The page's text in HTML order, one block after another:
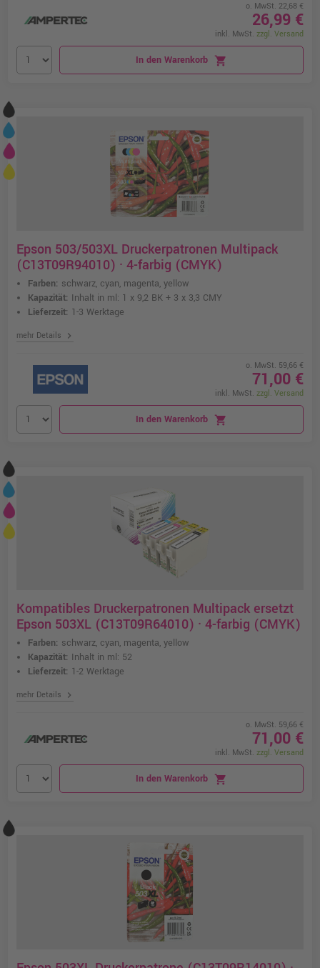
o. MwSt. 22,68 €
26,99 €
inkl. MwSt. zzgl. Versand
In den Warenkorb shopping_cart
Epson 503/503XL Druckerpatronen Multipack
(C13T09R94010) · 4-farbig (CMYK)
Farben: schwarz, cyan, magenta, yellow
Kapazität: Inhalt in ml: 1 x 9,2 BK + 3 x 3,3 CMY
Lieferzeit: 1-3 Werktage
mehr Details chevron_right
o. MwSt. 59,66 €
71,00 €
inkl. MwSt. zzgl. Versand
In den Warenkorb shopping_cart
Kompatibles Druckerpatronen Multipack ersetzt
Epson 503XL (C13T09R64010) · 4-farbig (CMYK)
Farben: schwarz, cyan, magenta, yellow
Kapazität: Inhalt in ml: 52
Lieferzeit: 1-2 Werktage
mehr Details chevron_right
o. MwSt. 59,66 €
71,00 €
inkl. MwSt. zzgl. Versand
In den Warenkorb shopping_cart